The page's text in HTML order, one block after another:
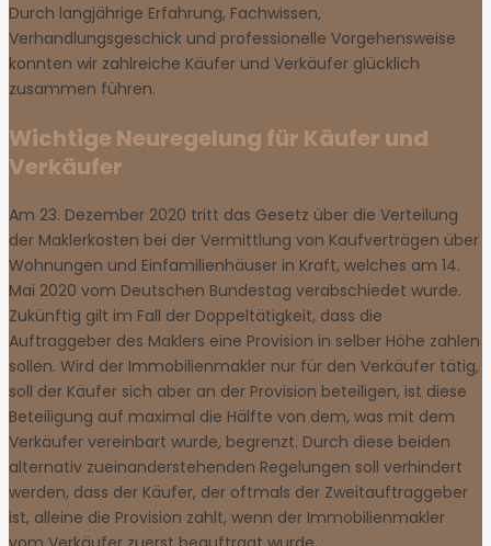
Durch langjährige Erfahrung, Fachwissen,
Verhandlungsgeschick und professionelle Vorgehensweise
konnten wir zahlreiche Käufer und Verkäufer glücklich
zusammen führen.
Wichtige Neuregelung für Käufer und
Verkäufer
Am 23. Dezember 2020 tritt das Gesetz über die Verteilung
der Maklerkosten bei der Vermittlung von Kaufverträgen über
Wohnungen und Einfamilienhäuser in Kraft, welches am 14.
Mai 2020 vom Deutschen Bundestag verabschiedet wurde.
Zukünftig gilt im Fall der Doppeltätigkeit, dass die
Auftraggeber des Maklers eine Provision in selber Höhe zahlen
sollen. Wird der Immobilienmakler nur für den Verkäufer tätig,
soll der Käufer sich aber an der Provision beteiligen, ist diese
Beteiligung auf maximal die Hälfte von dem, was mit dem
Verkäufer vereinbart wurde, begrenzt. Durch diese beiden
alternativ zueinanderstehenden Regelungen soll verhindert
werden, dass der Käufer, der oftmals der Zweitauftraggeber
ist, alleine die Provision zahlt, wenn der Immobilienmakler